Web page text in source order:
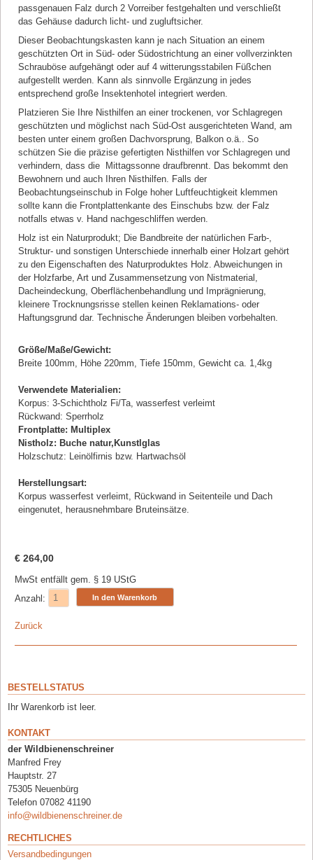
passgenauen Falz durch 2 Vorreiber festgehalten und verschließt
das Gehäuse dadurch licht- und zugluftsicher.
Dieser Beobachtungskasten kann je nach Situation an einem
geschützten Ort in Süd- oder Südostrichtung an einer vollverzinkten
Schrauböse aufgehängt oder auf 4 witterungsstabilen Füßchen
aufgestellt werden. Kann als sinnvolle Ergänzung in jedes
entsprechend große Insektenhotel integriert werden.
Platzieren Sie Ihre Nisthilfen an einer trockenen, vor Schlagregen
geschützten und möglichst nach Süd-Ost ausgerichteten Wand, am
besten unter einem großen Dachvorsprung, Balkon o.ä.. So
schützen Sie die präzise gefertigten Nisthilfen vor Schlagregen und
verhindern, dass die Mittagssonne draufbrennt. Das bekommt den
Bewohnern und auch Ihren Nisthilfen. Falls der
Beobachtungseinschub in Folge hoher Luftfeuchtigkeit klemmen
sollte kann die Frontplattenkante des Einschubs bzw. der Falz
notfalls etwas v. Hand nachgeschliffen werden.
Holz ist ein Naturprodukt; Die Bandbreite der natürlichen Farb-,
Struktur- und sonstigen Unterschiede innerhalb einer Holzart gehört
zu den Eigenschaften des Naturproduktes Holz. Abweichungen in
der Holzfarbe, Art und Zusammensetzung von Nistmaterial,
Dacheindeckung, Oberflächenbehandlung und Imprägnierung,
kleinere Trocknungsrisse stellen keinen Reklamations- oder
Haftungsgrund dar. Technische Änderungen bleiben vorbehalten.
Größe/Maße/Gewicht:
Breite 100mm, Höhe 220mm, Tiefe 150mm, Gewicht ca. 1,4kg
Verwendete Materialien:
Korpus: 3-Schichtholz Fi/Ta, wasserfest verleimt
Rückwand: Sperrholz
Frontplatte: Multiplex
Nistholz: Buche natur,Kunstlglas
Holzschutz: Leinölfirnis bzw. Hartwachsöl
Herstellungsart:
Korpus wasserfest verleimt, Rückwand in Seitenteile und Dach
eingenutet, herausnehmbare Bruteinsätze.
€ 264,00
MwSt entfällt gem. § 19 UStG
Anzahl:
Zurück
BESTELLSTATUS
Ihr Warenkorb ist leer.
KONTAKT
der Wildbienenschreiner
Manfred Frey
Hauptstr. 27
75305 Neuenbürg
Telefon 07082 41190
info@wildbienenschreiner.de
RECHTLICHES
Versandbedingungen